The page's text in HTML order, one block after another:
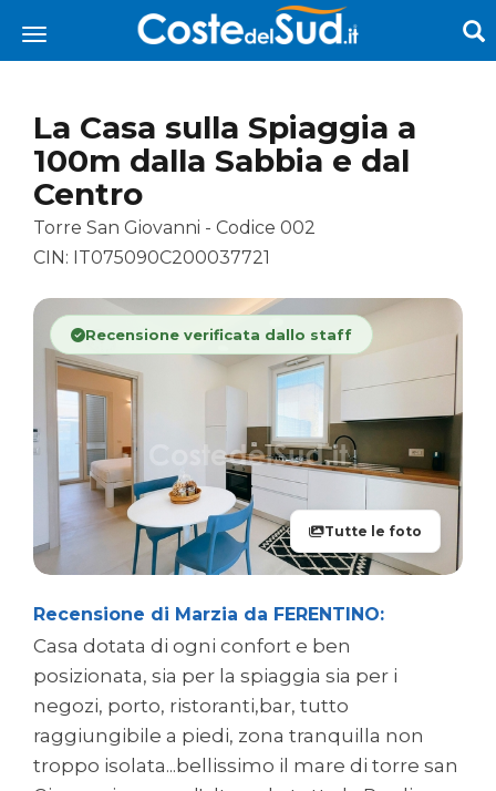
La Casa sulla Spiaggia a
100m dalla Sabbia e dal
Centro
Torre San Giovanni - Codice 002
CIN: IT075090C200037721
Recensione verificata dallo staff
Tutte le foto
Recensione di Marzia da FERENTINO:
Casa dotata di ogni confort e ben
posizionata, sia per la spiaggia sia per i
negozi, porto, ristoranti,bar, tutto
raggiungibile a piedi, zona tranquilla non
troppo isolata...bellissimo il mare di torre san